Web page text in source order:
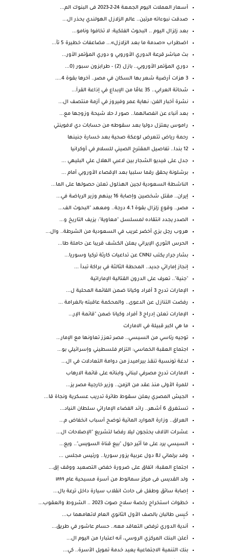
أسعار العملات اليوم الجمعة 24-2-2023 فى البنوك الم...
صدقت نبوءاته مرتين.. عالم الزلازل الهولندي يحذر ال...
بعد زلزال اليوم .. البحوث الفلكية: لا تخافوا ونامو...
اضطراب «صدمة ما بعد الزلازل»... مضاعفات خطيرة 5 تأ...
بث مباشر قرعة الدوري الأوروبي و دوري المؤتمر الأور...
دوري المؤتمر الأوروبي.. بازل (2) - طرابزون سبور (0...
3 هزات أرضية شعر بها السكان في مصر.. آخرها بقوة 4....
شحاتة العرابي.. 35 عامًا من الإبداع في إذاعة القرآ...
نشرة أخبار الفن: نهاية عمر وفيروز في أزمة منتصف ال...
بعد أنباء عن انفصالهما.. صور لـ حلا شيحة وزوجها مع...
راموس يعتزل دوليا بعد سقوطه من حسابات دي لافوينتي
رحمة رياض تتعرض لوعكة صحية بعد خسارة جنينها
12 بندا.. تفاصيل المقترح الصيني للسلام في أوكرانيا
جدل على فيديو الشجار بين لاعبي الهلال علي البليهي ...
برشلونة يحقق رقما سلبيا بعد الإقصاء الأوروبي أمام ...
الناشطة السعودية لجين الهذلول تعلن حصولها على الما...
إيران.. مقتل شخصين وإصابة 16 بينهم وزير الرياضة في...
مصر.. وقوع زلزال بقوة 4.1 درجة.. ومعهد "البحوث الف...
الصدر يجدد انتقاده لمسلسل "معاوية": يزيف التاريخ و...
هروب رجل بزي أخضر غريب في السعودية من الشرطة.. وال...
الحرس الثوري الإيراني يعلن الكشف قريبا عن حاملة طا...
بشار جرار يكتب لـCNN عن تداعيات كارثة تركيا وسوريا...
إنجاز إماراتي جديد.. المحطة الثالثة في براكة تبدأ ...
"جنية".. تعرف على الدرون القتالية الإماراتية
الإمارات تدرج 3 أفراد وكيانا ضمن القائمة المحلية ل...
رفضت التنازل عن الدعوى.. والمحكمة عاقبته بالغرامة ...
الإمارات تعلن إدراج 3 أفراد وكيانا ضمن "قائمة الإر...
ما هي اكبر قبيلة في الامارات
توجيه رئاسي من السيسي.. مصر تعزز تعاونها مع الإمار...
اجتماع العقبة الخماسي: التزام فلسطيني وإسرائيلي بو...
لدغة تونسية تنقذ بيراميدز من دوامة التعادلات في ال...
الامارات تدرج مصرفي لبناني وابنائه على قائمة الارهاب
للمرة الأولى منذ عقد من الزمن.. وزير خارجية مصر يز...
الجيش المصري يعلن سقوط طائرة تدريب عسكرية ونجاة قا...
تستغرق 6 أشهر.. رائد الفضاء الإماراتي سلطان النياد...
العراق.. وزارة الموارد المائية توضح أسباب انخفاض م...
عشرات الآلاف يحتجون ليلا رفضا لتشريع "الإصلاحات ال...
السيسي يرد على ما أثير حول "بيع قناة السويس".. ويع...
وفد برلماني لـ8 دول عربية يزور سوريا.. ورئيس مجلس ...
اجتماع العقبة: اتفاق على ضرورة خفض التصعيد ووقف إق...
ولد القديس فى مركز سمالوط من أسرة مسيحية عام ١٨٩٩
إصابة سائق وطفل فى حادث انقلاب سيارة داخل ترعة بال...
خطوات استخراج رخصة سلاح صوت 2023 .. الشروط والعقوب...
حُبِس طالبان بالصف الأول الثانوي العام لاتهامهما ب...
أندية الدوري ترفض التعاقد معه.. حسام عاشور في طريق...
أعلن البنك المركزي الروسي، أنه اعتبارا من اليوم ال...
بنك التنمية الاجتماعية يعيد خدمة تمويل الأسرة.. كي...